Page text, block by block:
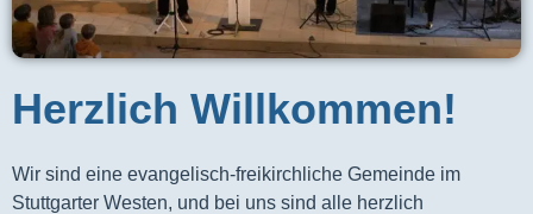
Herzlich Willkommen!
Wir sind eine evangelisch-freikirchliche Gemeinde im
Stuttgarter Westen, und bei uns sind alle herzlich